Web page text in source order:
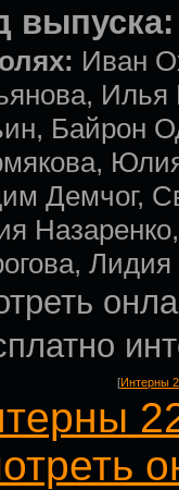
выпуска:
Иван
Илья
Байрон
Демчог,
[Интерны